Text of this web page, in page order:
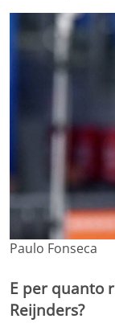
Paulo Fonseca
E per quanto
Reijnders?